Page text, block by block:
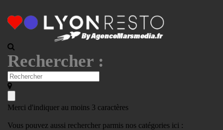
Rechercher :
Merci d'indiquer au moins 3 caractères
Vous pouvez aussi rechercher parmis nos catégories ici :